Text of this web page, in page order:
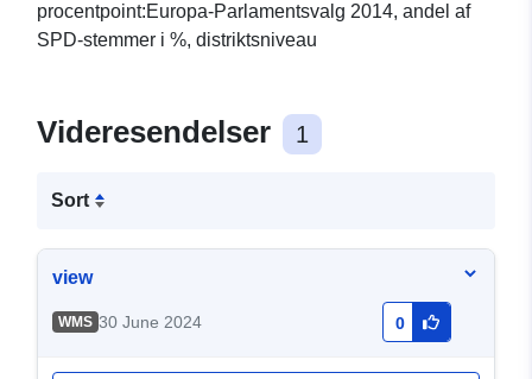
procentpoint:Europa-Parlamentsvalg 2014, andel af
SPD-stemmer i %, distriktsniveau
Videresendelser 1
Sort
view
WMS 30 June 2024 0